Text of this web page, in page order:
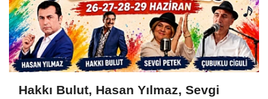
Hakkı Bulut, Hasan Yılmaz, Sevgi